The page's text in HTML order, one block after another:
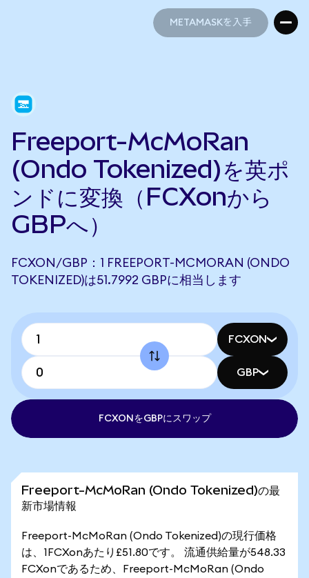
METAMASKを入手
Freeport-McMoRan
(Ondo Tokenized)を英ポ
ンドに変換（FCXonから
GBPへ）
FCXON/GBP：1 FREEPORT-MCMORAN (ONDO
TOKENIZED)は51.7992 GBPに相当します
FCXON
GBP
FCXONをGBPにスワップ
Freeport-McMoRan (Ondo Tokenized)の最
新市場情報
Freeport-McMoRan (Ondo Tokenized)の現行価格
は、1FCXonあたり£51.80です。 流通供給量が548.33
FCXonであるため、Freeport-McMoRan (Ondo